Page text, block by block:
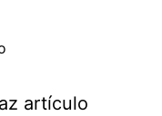
artículo